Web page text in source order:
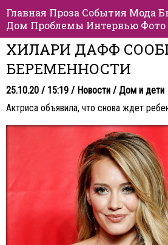
Главная Проза События Мода
Дом Проблемы Интервью Фото
ХИЛАРИ ДАФФ
БЕРЕМЕННОСТИ
25.10.20 / 15:19 / Новости / Дом и дети
Актриса объявила, что снова ждет